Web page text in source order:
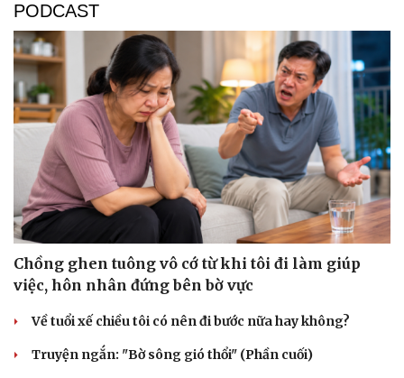
Sức khỏe
Dinh dưỡng - món ngon
Sản phụ khoa
Nam khoa
Đời sống
Nhà đẹp
Tình yêu - Gia đình
PODCAST
Chồng ghen tuông vô cớ từ khi tôi đi làm giúp
việc, hôn nhân đứng bên bờ vực
Về tuổi xế chiều tôi có nên đi bước nữa hay không?
Truyện ngắn: "Bờ sông gió thổi" (Phần cuối)